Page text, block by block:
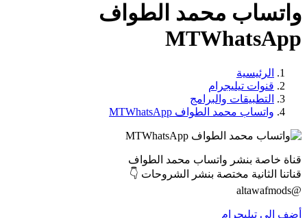
واتساب محمد الطواف
MTWhatsApp
الرئيسية
قنوات تيليجرام
التطبيقات والبرامج
واتساب محمد الطواف MTWhatsApp
قناة خاصة بنشر واتساب محمد الطواف
قناتنا الثانية مختصة بنشر الشروحات 👇
@altawafmods
أضف إلى تيليجرام